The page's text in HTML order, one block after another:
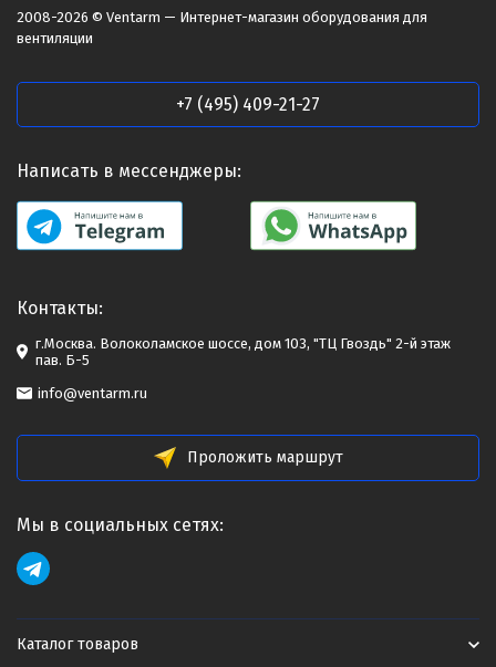
2008-2026 © Ventarm — Интернет-магазин оборудования для
вентиляции
+7 (495) 409-21-27
Написать в мессенджеры:
Контакты:
г.Москва. Волоколамское шоссе, дом 103, "ТЦ Гвоздь" 2-й этаж
пав. Б-5
info@ventarm.ru
Проложить маршрут
Мы в социальных сетях:
Каталог товаров